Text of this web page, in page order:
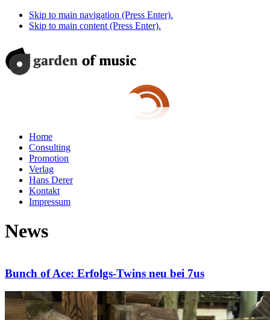
Skip to main navigation (Press Enter).
Skip to main content (Press Enter).
Home
Consulting
Promotion
Verlag
Hans Derer
Kontakt
Impressum
News
Bunch of Ace: Erfolgs-Twins neu bei 7us